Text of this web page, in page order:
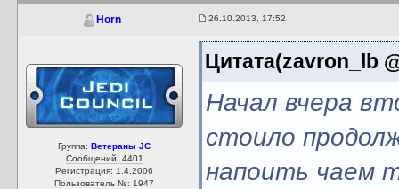
Horn 26.10.2013, 17:52
Группа:Ветераны JC
Сообщений: 4401
Регистрация: 1.4.2006
Пользователь №: 1947
Цитата(zavron_lb
Начал вчера
стоило
напоить чаем